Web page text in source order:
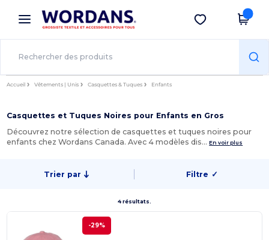
× Appli Wordans
Meilleurs prix sur l’app !
Obtenir l'appli
Accueil Vêtements | Unis Casquettes & Tuques Enfants
Casquettes et Tuques Noires pour Enfants en Gros
Découvrez notre sélection de casquettes et tuques noires pour
enfants chez Wordans Canada. Avec 4 modèles dis…En voir plus
Trier par Filtre ✓
4 résultats.
-29%